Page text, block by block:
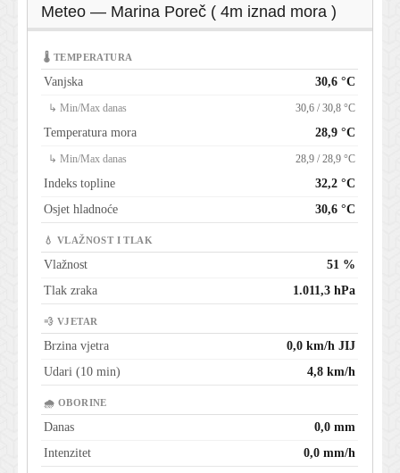
Meteo — Marina Poreč ( 4m iznad mora )
🌡 TEMPERATURA
Vanjska 30,6 °C
↳ Min/Max danas 30,6 / 30,8 °C
Temperatura mora 28,9 °C
↳ Min/Max danas 28,9 / 28,9 °C
Indeks topline
32,2 °C
Osjet hladnoće
30,6 °C
💧 VLAŽNOST I TLAK
Vlažnost
51 %
Tlak zraka
1.011,3 hPa
💨 VJETAR
Brzina vjetra
0,0 km/h JIJ
Udari (10 min)
4,8 km/h
🌧 OBORINE
Danas
0,0 mm
Intenzitet
0,0 mm/h